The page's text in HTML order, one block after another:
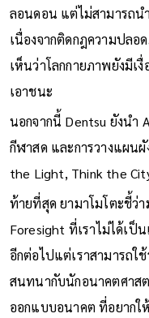
ยามาโมโตะเล่าปนเสียงหั
ลอนดอน แต่ไม่สามารถน
เนื่องจากติดกฎความปลอ
เห็นว่าโลกกายภาพยังมีเ
นอกจากนี้ Dentsu ยังนำ
กีฬาสด และการวางแผนผั
the Light, Think the City
ท้ายที่สุด ยามาโมโตะชี้ว่
Foresight ที่เราไม่ได้เป็น
อีกต่อไปแต่เราสามารถใ
สนทนากับนักอนาคตศาสต